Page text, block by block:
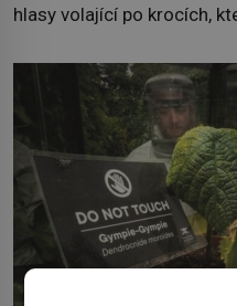
hlasy volající po krocích,
požáry už nejsou
Středomoří. S oteplujícím
krajinou a desetiletími
nový evropský normál […]